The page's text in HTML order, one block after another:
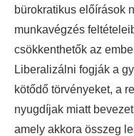
bürokratikus előírások
munkavégzés
csökkenthetők az
Liberalizálni fogják a
kötődő törvényeket, a
nyugdíjak miatt
amely akkora összeg